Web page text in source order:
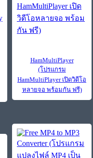
HamMultiPlayer
(โปรแกรม
HamMultiPlayer เปิดวิดีโอ
หลายจอ พร้อมกัน ฟรี)